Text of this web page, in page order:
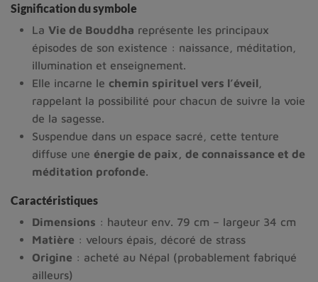
Signification du symbole
La Vie de Bouddha représente les principaux
épisodes de son existence : naissance, méditation,
illumination et enseignement.
Elle incarne le chemin spirituel vers l’éveil
rappelant la possibilité pour chacun de suivre la voie
de la sagesse.
Suspendue dans un espace sacré, cette tenture
diffuse une énergie de paix, de connaissance et de
méditation profonde.
Caractéristiques
Dimensions : hauteur env. 79 cm – largeur 34 cm
Matière : velours épais, décoré de strass
Origine : acheté au Népal (probablement fabriqué
ailleurs)